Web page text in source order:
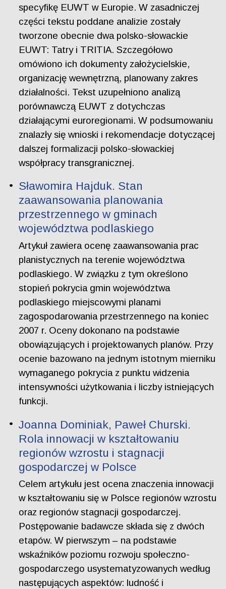
specyfikę EUWT w Europie. W zasadniczej
części tekstu poddane analizie zostały
tworzone obecnie dwa polsko-słowackie
EUWT: Tatry i TRITIA. Szczegółowo
omówiono ich dokumenty założycielskie,
organizację wewnętrzną, planowany zakres
działalności. Tekst uzupełniono analizą
porównawczą EUWT z dotychczas
działającymi euroregionami. W podsumowaniu
znalazły się wnioski i rekomendacje dotyczącej
dalszej formalizacji polsko-słowackiej
współpracy transgranicznej.
Sławomira Hajduk. Stan
zaawansowania planowania
przestrzennego w gminach
województwa podlaskiego
Artykuł zawiera ocenę zaawansowania prac
planistycznych na terenie województwa
podlaskiego. W związku z tym określono
stopień pokrycia gmin województwa
podlaskiego miejscowymi planami
zagospodarowania przestrzennego na koniec
2007 r. Oceny dokonano na podstawie
obowiązujących i projektowanych planów. Przy
ocenie bazowano na jednym istotnym mierniku
wymaganego pokrycia z punktu widzenia
intensywności użytkowania i liczby istniejących
funkcji.
Joanna Dominiak, Paweł Churski.
Rola innowacji w kształtowaniu
regionów wzrostu i stagnacji
gospodarczej w Polsce
Celem artykułu jest ocena znaczenia innowacji
w kształtowaniu się w Polsce regionów wzrostu
oraz regionów stagnacji gospodarczej.
Postępowanie badawcze składa się z dwóch
etapów. W pierwszym – na podstawie
wskaźników poziomu rozwoju społeczno-
gospodarczego usystematyzowanych według
następujących aspektów: ludność i